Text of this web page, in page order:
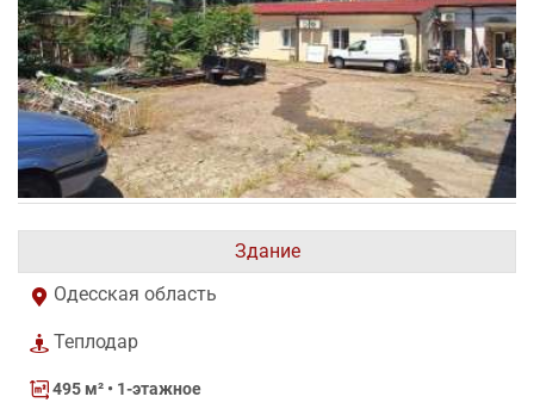
Здание
Одесская область
Теплодар
495 м² • 1-этажное